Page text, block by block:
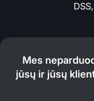
Mes
jūsų ir jūsų